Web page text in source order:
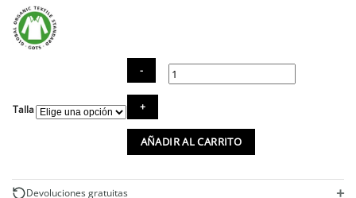
Talla
pico
azul
con
AÑADIR AL CARRITO
Devoluciones gratuitas +